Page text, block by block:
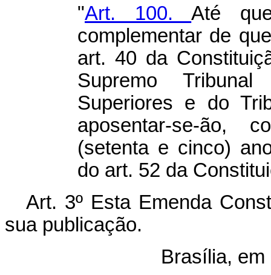
"Art. 100.Até
complementar de
art. 40 da
Supremo
Superiores e do
aposentar-se-ão,
(setenta e cinco)
do art. 52 da
Art. 3º Esta Emenda
sua publicação.
Brasília, em